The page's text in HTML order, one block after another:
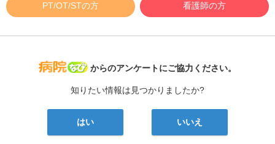
PT/OT/STの方 看護師の方
病院なび
からのアンケートにご協力ください。
知りたい情報は見つかりましたか?
はい いいえ